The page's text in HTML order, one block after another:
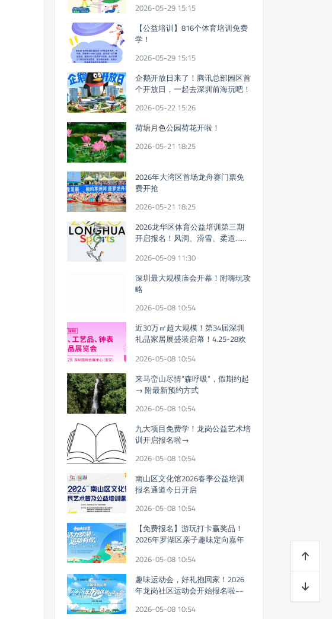
2026-05-29 15:15
【公益培训】816个体育培训免费
学！
2026-05-29 15:15
企鹅开放日来了！腾讯总部园区首
个开放日，一起去深圳前海玩吧！
2026-05-22 15:26
荷塘月色公园荷花开啦！
2026-05-21 18:25
2026年大湾区首场龙舟赛门票免
费开抢
2026-05-21 18:25
2026龙华区体育公益培训第三期
开启报名！风洞、滑雪、柔道……
2026-05-09 11:30
深圳最大规模庙会开幕！附嗨玩攻
略
2026-05-08 10:54
近30万㎡超大规模！第34届深圳
礼品家居展盛装启幕！4.25-28欢
2026-05-08 10:54
来马峦山尽情“森呼吸”，假期约起
→ 附最新预约方式
2026-05-08 10:54
九大项目免费学！龙岗公益艺术培
训开启报名啦→
2026-05-08 10:54
南山区文化馆2026春季公益培训
报名通道今日开启
2026-05-08 10:54
【免费报名】游玩打卡赢奖品！
2026年罗湖区亲子趣味定向嘉年
2026-05-08 10:54
趣味运动会，好礼抱回家！2026
年龙岗社区运动会开始报名啦~~
2026-05-08 10:54